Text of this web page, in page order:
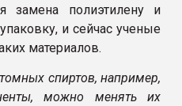
замена полиэтилену и
и сейчас ученые
материалов.
спиртов, например,
можно менять их